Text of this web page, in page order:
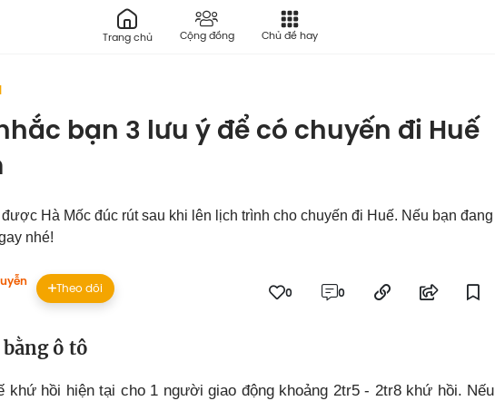
Trang chủ Cộng đồng Chủ đề hay
bạn 3 lưu ý để có chuyến đi Huế
Hà Mốc đúc rút sau khi lên lịch trình cho chuyến đi Huế. Nếu bạn đang
nhé!
Theo dõi 0 0
ô tô
khứ hồi hiện tại cho 1 người giao động khoảng 2tr5 - 2tr8 khứ hồi. Nếu